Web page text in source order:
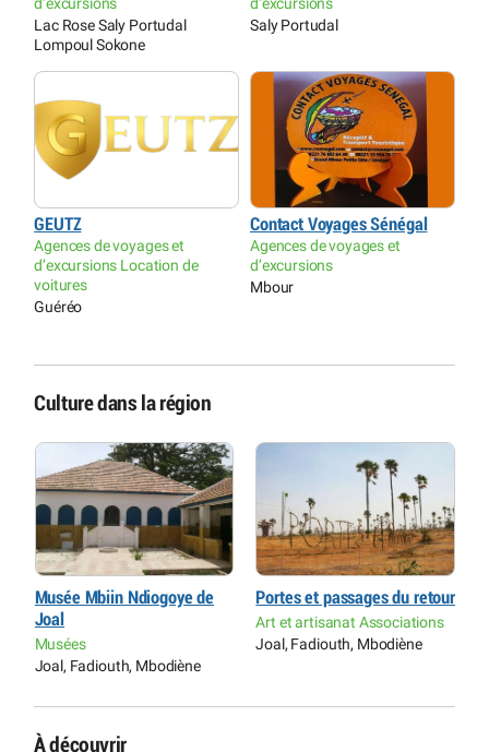
Lac Rose Saly Portudal
Lompoul Sokone
Saly Portudal
GEUTZ
Agences de voyages et
d’excursions Location de
voitures
Guéréo
Contact Voyages Sénégal
Agences de voyages et
d’excursions
Mbour
Culture dans la région
Musée Mbiin Ndiogoye de
Joal
Musées
Joal, Fadiouth, Mbodiène
Portes et passages du retour
Art et artisanat Associations
Joal, Fadiouth, Mbodiène
À découvrir